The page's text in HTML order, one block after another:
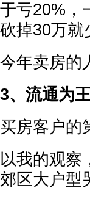
于亏20%，
砍掉30万就
今年卖房的
3、流通为
买房客户的
以我的观察
郊区大户型